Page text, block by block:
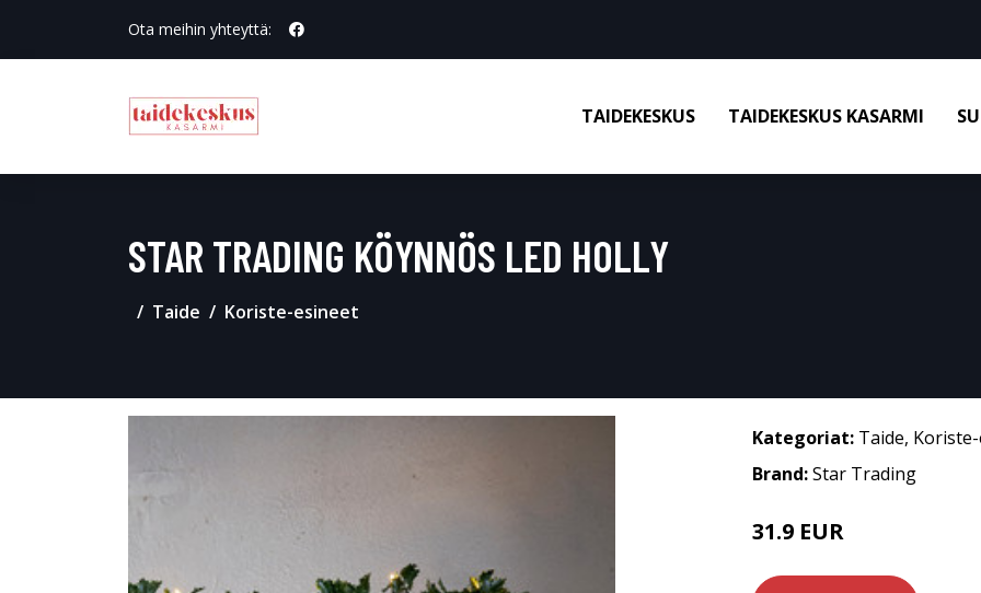
Ota meihin yhteyttä:
TAIDEKESKUS TAIDEKESKUS KASARMI
STAR TRADING KÖYNNÖS LED HOLLY
Taide Koriste-esineet
Kategoriat: Taide,
Brand:Star Trading
31.9 EUR